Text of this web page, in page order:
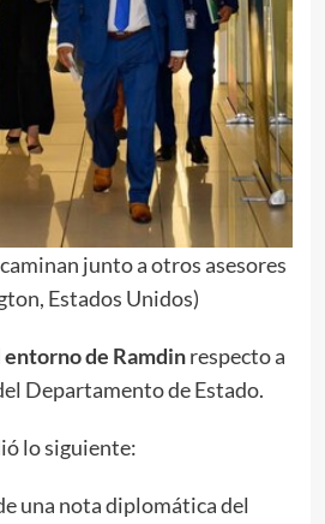
junto a otros asesores
Estados Unidos)
de Ramdinrespecto a
Departamento de Estado.
lo siguiente:
una nota diplomática del